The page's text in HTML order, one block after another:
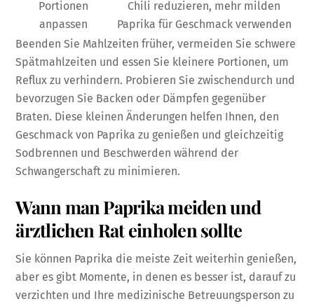
Portionen
anpassen
Chili reduzieren, mehr milden
Paprika für Geschmack verwenden
Beenden Sie Mahlzeiten früher, vermeiden Sie schwere
Spätmahlzeiten und essen Sie kleinere Portionen, um
Reflux zu verhindern. Probieren Sie zwischendurch und
bevorzugen Sie Backen oder Dämpfen gegenüber
Braten. Diese kleinen Änderungen helfen Ihnen, den
Geschmack von Paprika zu genießen und gleichzeitig
Sodbrennen und Beschwerden während der
Schwangerschaft zu minimieren.
Wann man Paprika meiden und
ärztlichen Rat einholen sollte
Sie können Paprika die meiste Zeit weiterhin genießen,
aber es gibt Momente, in denen es besser ist, darauf zu
verzichten und Ihre medizinische Betreuungsperson zu